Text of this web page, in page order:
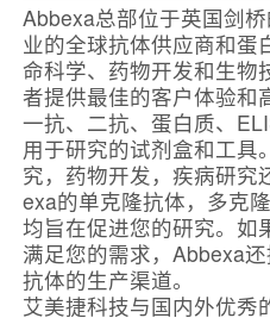
Abbexa总部位于英国剑
业的全球抗体供应商和蛋
命科学、药物开发和生物
者提供最佳的客户体验和
一抗、二抗、蛋白质、
用于研究的试剂盒和工具
究，药物开发，疾病研究
exa的单克隆抗体，多克
均旨在促进您的研究。如
满足您的需求，Abbexa
抗体的生产渠道。
艾美捷科技与国内外优秀